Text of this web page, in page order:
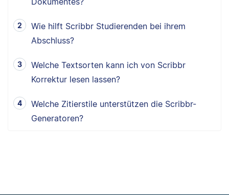
Wie hilft Scribbr Studierenden bei ihrem
Abschluss?
Welche Textsorten kann ich von Scribbr
Korrektur lesen lassen?
Welche Zitierstile unterstützen die Scribbr-
Generatoren?